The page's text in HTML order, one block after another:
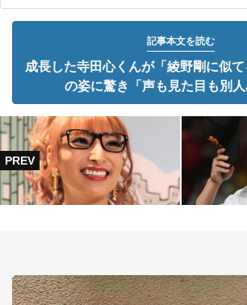
記事本文を読む
成長した寺田心くんが「綾野剛に似
の姿に驚き「声も見た目も別人